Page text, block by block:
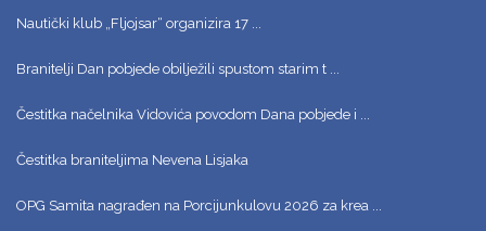
Nautički klub „Fljojsar“ organizira 17 ...
Branitelji Dan pobjede obilježili spustom starim t ...
Čestitka načelnika Vidovića povodom Dana pobjede i ...
Čestitka braniteljima Nevena Lisjaka
OPG Samita nagrađen na Porcijunkulovu 2026 za krea ...